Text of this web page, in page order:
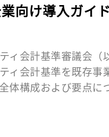
向け導入ガイ
ィ会計基準審議会（
ィ会計基準を既存事
体構成および要点に